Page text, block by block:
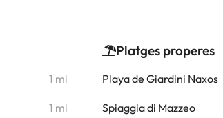
1 mi
1 mi
Platges properes
Playa de Giardini Naxos
Spiaggia di Mazzeo